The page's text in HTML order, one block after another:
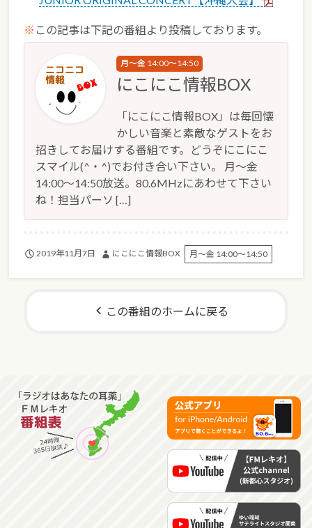
※ この記事は下記の番組より投稿しております。
月～金 14:00～14:50
にこにこ情報BOX
「にこにこ情報BOX」は毎回懐
かしい音楽と素敵なゲストをお
招きしてお届けする番組です。どうぞにこにこ
スマイル(^・^)でお付き合い下さい。 月～金
14:00～14:50放送。80.6MHzにあわせて下さい
ね！担当パーソ […]
2019年11月7日 にこにこ情報BOX 月～金 14:00～14:50
この番組のホームに戻る